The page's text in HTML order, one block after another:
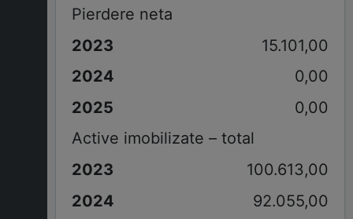
Pierdere neta
15.101,00
0,00
0,00
Active imobilizate – total
100.613,00
92.055,00